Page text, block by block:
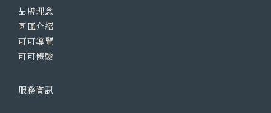
品牌理念
園區介紹
可可導覽
可可體驗
服務資訊